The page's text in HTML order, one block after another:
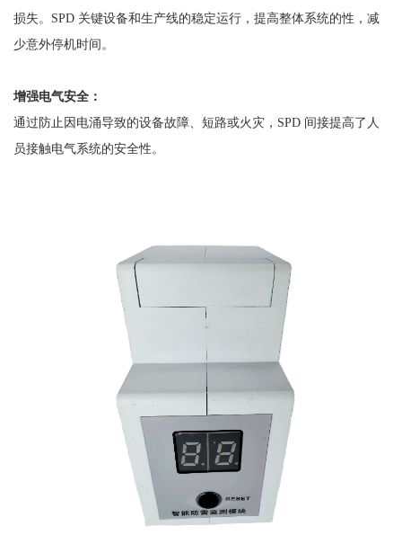
损失。 SPD 关键设备和生产线的稳定运行，提高整体系统的性，减
少意外停机时间。
增强电气安全：
通过防止因电涌导致的设备故障、短路或火灾， SPD 间接提高了人
员接触电气系统的安全性。